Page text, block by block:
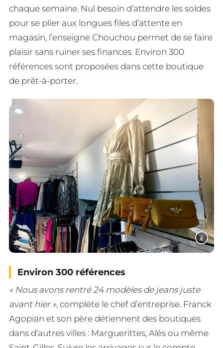
chaque semaine. Nul besoin d’attendre les soldes
pour se plier aux longues files d’attente en
magasin, l’enseigne Chouchou permet de se faire
plaisir sans ruiner ses finances. Environ 300
références sont proposées dans cette boutique
de prêt-à-porter.
i
Environ 300 références
« Nous avons rentré 24 modèles de jeans juste
avant hier », complète le chef d’entreprise. Franck
Agopian et son père détiennent des boutiques
dans d’autres villes : Marguerittes, Alès ou même